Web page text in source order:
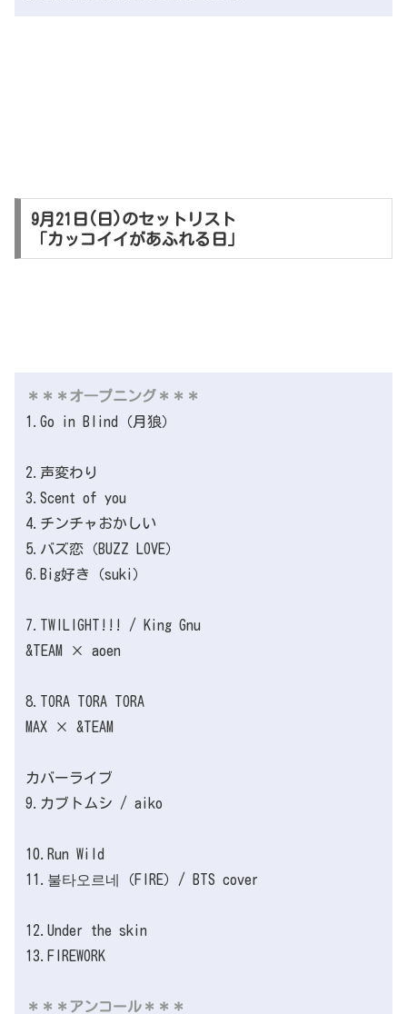
9月21日(日)のセットリスト
「カッコイイがあふれる日」
＊＊＊オ―プニング＊＊＊
1.Go in Blind（月狼）
2.声変わり
3.Scent of you
4.チンチャおかしい
5.バズ恋（BUZZ LOVE）
6.Big好き（suki）
7.TWILIGHT!!! / King Gnu
&TEAM × aoen
8.TORA TORA TORA
MAX × &TEAM
カバーライブ
9.カブトムシ / aiko
10.Run Wild
11.불타오르네（FIRE）/ BTS cover
12.Under the skin
13.FIREWORK
＊＊＊アンコール＊＊＊